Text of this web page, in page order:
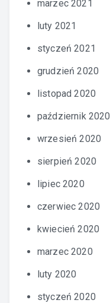
marzec 2021
luty 2021
styczeń 2021
grudzień 2020
listopad 2020
październik 2020
wrzesień 2020
sierpień 2020
lipiec 2020
czerwiec 2020
kwiecień 2020
marzec 2020
luty 2020
styczeń 2020